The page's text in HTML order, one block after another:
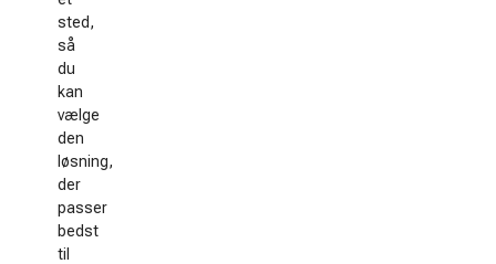
sted,
så
du
kan
vælge
den
løsning,
der
passer
bedst
til